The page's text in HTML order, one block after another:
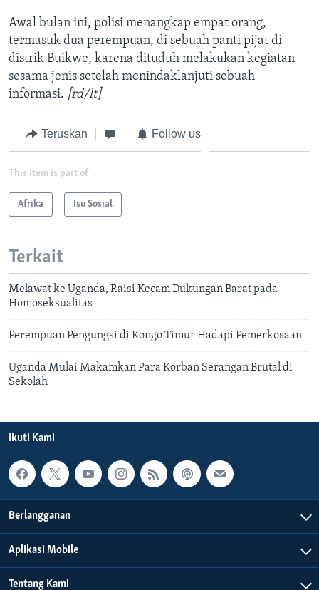
Awal bulan ini, polisi menangkap empat orang,
termasuk dua perempuan, di sebuah panti pijat di
distrik Buikwe, karena dituduh melakukan kegiatan
sesama jenis setelah menindaklanjuti sebuah
informasi. [rd/lt]
Teruskan Follow us
This item is part of
Afrika Isu Sosial
Terkait
Melawat ke Uganda, Raisi Kecam Dukungan Barat pada
Homoseksualitas
Perempuan Pengungsi di Kongo Timur Hadapi Pemerkosaan
Uganda Mulai Makamkan Para Korban Serangan Brutal di
Sekolah
Ikuti Kami
Berlangganan
Aplikasi Mobile
Tentang Kami